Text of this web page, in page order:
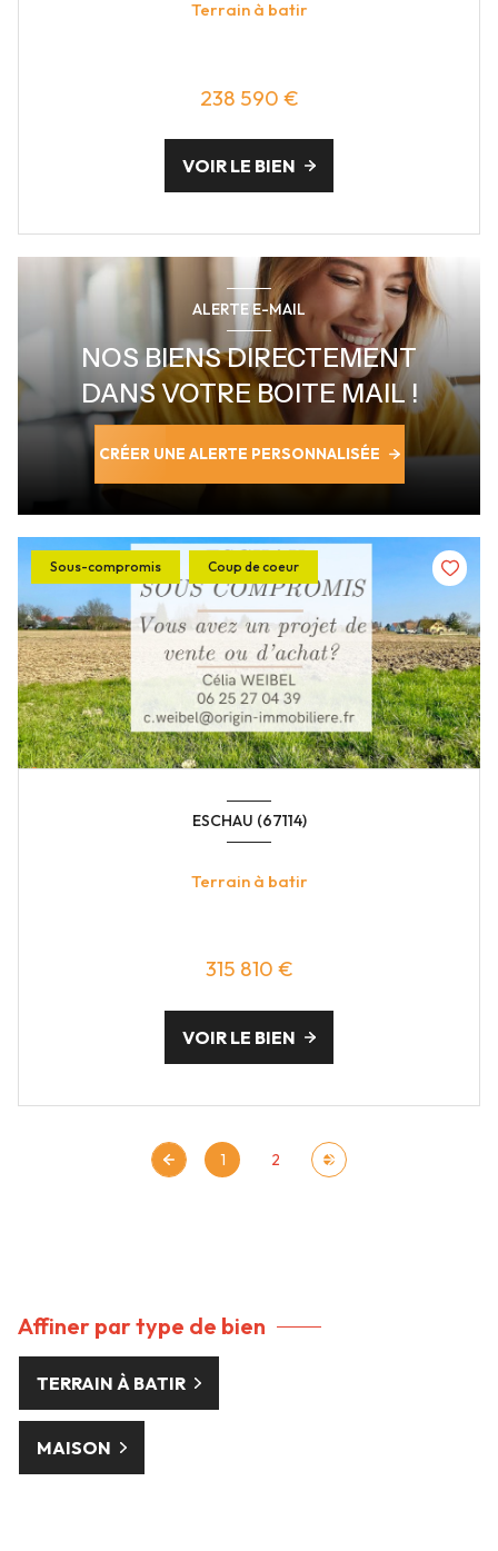
Terrain à batir
238 590 €
VOIR LE BIEN
ALERTE E-MAIL
NOS BIENS DIRECTEMENT
DANS VOTRE BOITE MAIL !
CRÉER UNE ALERTE PERSONNALISÉE
Sous-compromis Coup de coeur
ESCHAU (67114)
Terrain à batir
315 810 €
VOIR LE BIEN
1 2
Affiner par type de bien
TERRAIN À BATIR
MAISON